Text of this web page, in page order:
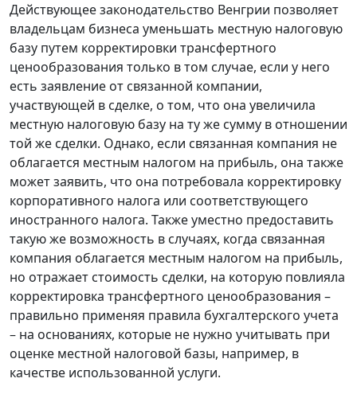
Действующее законодательство Венгрии позволяет
владельцам бизнеса уменьшать местную налоговую
базу путем корректировки трансфертного
ценообразования только в том случае, если у него
есть заявление от связанной компании,
участвующей в сделке, о том, что она увеличила
местную налоговую базу на ту же сумму в отношении
той же сделки. Однако, если связанная компания не
облагается местным налогом на прибыль, она также
может заявить, что она потребовала корректировку
корпоративного налога или соответствующего
иностранного налога. Также уместно предоставить
такую ​​же возможность в случаях, когда связанная
компания облагается местным налогом на прибыль,
но отражает стоимость сделки, на которую повлияла
корректировка трансфертного ценообразования –
правильно применяя правила бухгалтерского учета
– на основаниях, которые не нужно учитывать при
оценке местной налоговой базы, например, в
качестве использованной услуги.